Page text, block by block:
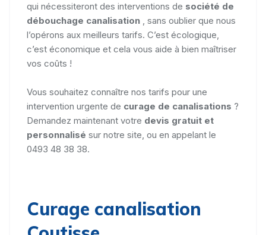
qui nécessiteront des interventions de société de
débouchage canalisation , sans oublier que nous
l’opérons aux meilleurs tarifs. C’est écologique,
c’est économique et cela vous aide à bien maîtriser
vos coûts !
Vous souhaitez connaître nos tarifs pour une
intervention urgente de curage de canalisations ?
Demandez maintenant votre devis gratuit et
personnalisé sur notre site, ou en appelant le
0493 48 38 38.
Curage canalisation